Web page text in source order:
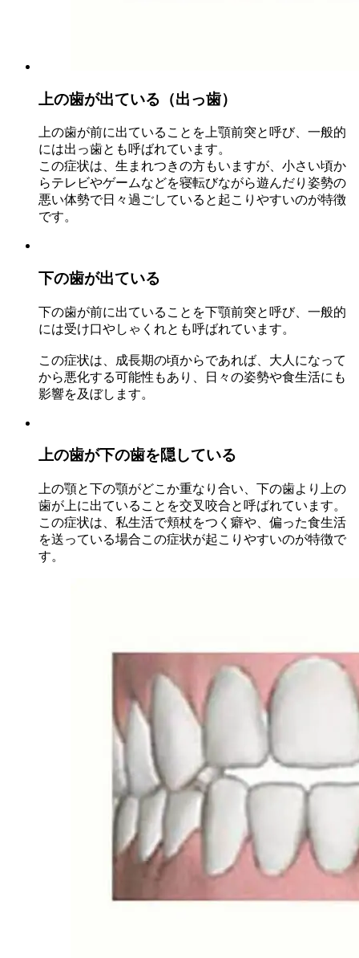
上の歯が出ている（出っ歯）
上の歯が前に出ていることを上顎前突と呼び、一般的
には出っ歯とも呼ばれています。
この症状は、生まれつきの方もいますが、小さい頃か
らテレビやゲームなどを寝転びながら遊んだり姿勢の
悪い体勢で日々過ごしていると起こりやすいのが特徴
です。
下の歯が出ている
下の歯が前に出ていることを下顎前突と呼び、一般的
には受け口やしゃくれとも呼ばれています。
この症状は、成長期の頃からであれば、大人になって
から悪化する可能性もあり、日々の姿勢や食生活にも
影響を及ぼします。
上の歯が下の歯を隠している
上の顎と下の顎がどこか重なり合い、下の歯より上の
歯が上に出ていることを交叉咬合と呼ばれています。
この症状は、私生活で頬杖をつく癖や、偏った食生活
を送っている場合この症状が起こりやすいのが特徴で
す。